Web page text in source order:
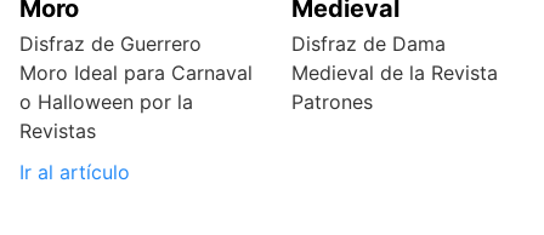
Moro
Disfraz de Guerrero
Moro Ideal para Carnaval
o Halloween por la
Revistas
Ir al artículo
Medieval
Disfraz de Dama
Medieval de la Revista
Patrones